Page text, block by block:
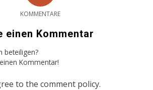
KOMMENTARE
einen Kommentar
beteiligen?
Kommentar!
to the comment policy.